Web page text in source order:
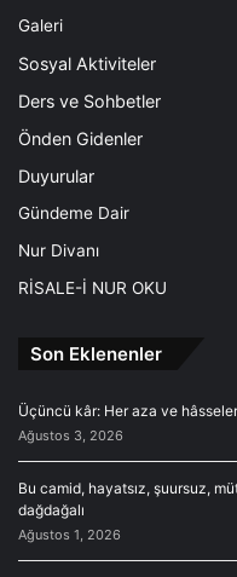
Galeri
Sosyal Aktiviteler
Ders ve Sohbetler
Önden Gidenler
Duyurular
Gündeme Dair
Nur Divanı
RİSALE-İ NUR OKU
Son Eklenenler
Üçüncü kâr: Her aza ve
Ağustos 3, 2026
Bu camid, hayatsız, şuursuz,
dağdağalı
Ağustos 1, 2026